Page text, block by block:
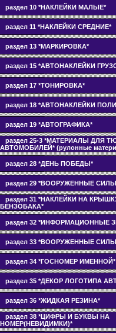
раздел 10 *НАКЛЕЙКИ МАЛЫЕ*
раздел 11 *НАКЛЕЙКИ СРЕДНИЕ*
раздел 13 *МАРКИРОВКА*
раздел 15 *АВТОНАКЛЕЙКИ
раздел 17 *ТОНИРОВКА*
раздел 18 *АВТОНАКЛЕЙКИ
раздел 19 *АВТОГРАФИКА*
раздел 25-3 *МАТЕРИАЛЫ ДЛЯ
АВТОМОБИЛЕЙ* (рулонные
раздел 28 *ДЕНЬ ПОБЕДЫ*
раздел 29 *ВООРУЖЕННЫЕ
раздел 31 *НАКЛЕЙКИ НА
БЕНЗОБАКА*
раздел 32 *ИНФОРМАЦИОННЫЕ
раздел 33 *ВООРУЖЕННЫЕ
раздел 34 *ГОСНОМЕР ИМЕННОЙ*
раздел 35 *ДЕКОР ЛОГОТИПА
раздел 36 *ЖИДКАЯ РЕЗИНА*
раздел 38 *ЦИФРЫ И БУКВЫ НА
НОМЕР(НЕВИДИМКИ)*